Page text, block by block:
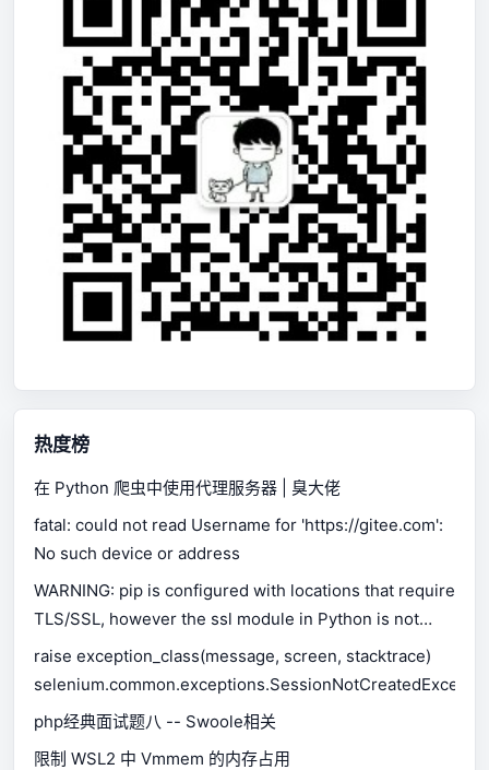
热度榜
在 Python 爬虫中使用代理服务器 | 臭大佬
fatal: could not read Username for 'https://gitee.com':
No such device or address
WARNING: pip is configured with locations that require
TLS/SSL, however the ssl module in Python is not
available.
raise exception_class(message, screen, stacktrace)
php经典面试题八 -- Swoole相关
限制 WSL2 中 Vmmem 的内存占用